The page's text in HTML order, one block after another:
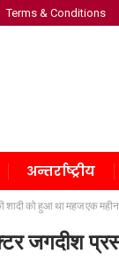
Terms & Conditions
अन्तर्राष्ट्रीय
शादी को हुआ था महज एक
जगदीश